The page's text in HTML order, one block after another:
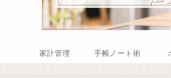
家計管理 手帳ノート術